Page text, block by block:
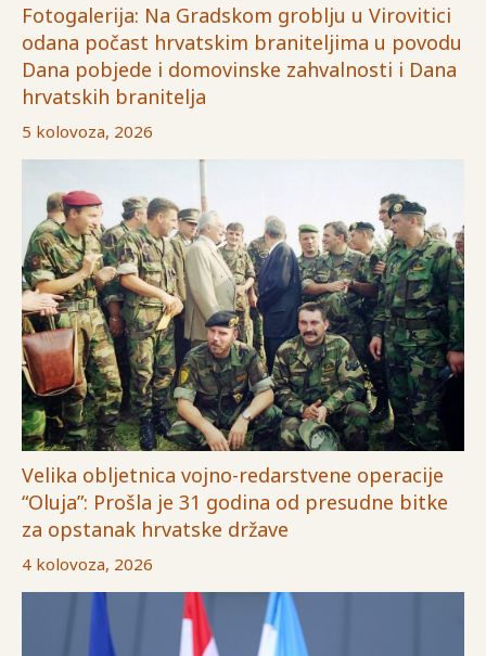
Fotogalerija: Na Gradskom groblju u Virovitici
odana počast hrvatskim braniteljima u povodu
Dana pobjede i domovinske zahvalnosti i Dana
hrvatskih branitelja
5 kolovoza, 2026
Velika obljetnica vojno-redarstvene operacije
“Oluja”: Prošla je 31 godina od presudne bitke
za opstanak hrvatske države
4 kolovoza, 2026